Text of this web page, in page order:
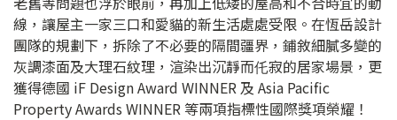
線，讓屋主一家三口和愛貓的新生活處處受限。在恆岳設計
團隊的規劃下，拆除了不必要的隔間疆界，鋪敘細膩多變的
灰調漆面及大理石紋理，渲染出沉靜而仛寂的居家場景，更
獲得德國 iF Design Award WINNER 及 Asia Pacific
Property Awards WINNER 等兩項指標性國際獎項榮耀！